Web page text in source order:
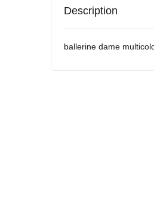
Description
ballerine dame